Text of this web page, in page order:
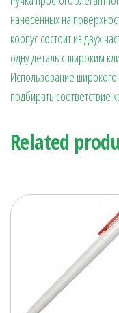
нанесённых на
корпус состоит из двух
одну деталь с широким
Использование широкого
подбирать соответствие
Related